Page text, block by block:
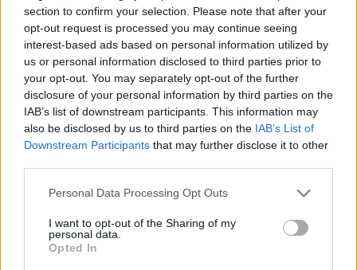
section to confirm your selection. Please note that after your
opt-out request is processed you may continue seeing
interest-based ads based on personal information utilized by
us or personal information disclosed to third parties prior to
your opt-out. You may separately opt-out of the further
disclosure of your personal information by third parties on the
IAB’s list of downstream participants. This information may
also be disclosed by us to third parties on the IAB’s List of
Downstream Participants that may further disclose it to other
Personal Data Processing Opt Outs
I want to opt-out of the Sharing of my
personal data.
Opted In